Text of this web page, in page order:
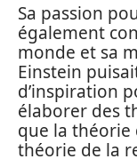
Sa passion
également
monde et sa
Einstein
d’inspiration
élaborer des
que la
théorie de la